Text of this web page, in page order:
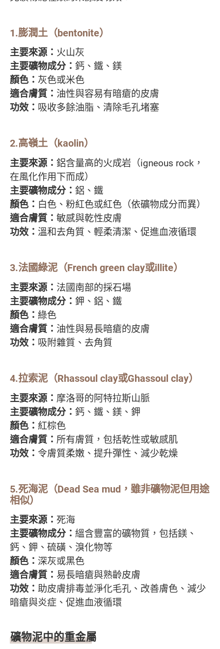
1.膨潤土（bentonite）
主要來源： 火山灰
主要礦物成分： 鈣、鐵、鎂
顏色： 灰色或米色
適合膚質： 油性與容易有暗瘡的皮膚
功效： 吸收多餘油脂、清除毛孔堵塞
2.高嶺土（kaolin）
主要來源： 鋁含量高的火成岩（igneous rock，
在風化作用下而成）
主要礦物成分： 鋁、鐵
顏色： 白色、粉紅色或紅色（依礦物成分而異）
適合膚質： 敏感與乾性皮膚
功效： 溫和去角質、輕柔清潔、促進血液循環
3.法國綠泥（French green clay或illite）
主要來源： 法國南部的採石場
主要礦物成分： 鉀、鋁、鐵
顏色： 綠色
適合膚質： 油性與易長暗瘡的皮膚
功效： 吸附雜質、去角質
4.拉索泥（Rhassoul clay或Ghassoul clay）
主要來源： 摩洛哥的阿特拉斯山脈
主要礦物成分： 鈣、鐵、鎂、鉀
顏色： 紅棕色
適合膚質： 所有膚質，包括乾性或敏感肌
功效： 令膚質柔嫩、提升彈性、減少乾燥
5.死海泥（Dead Sea mud，雖非礦物泥但用途
相似）
主要來源： 死海
主要礦物成分： 縕含豐富的礦物質，包括鎂、
鈣、鉀、硫磺、溴化物等
顏色： 深灰或黑色
適合膚質： 易長暗瘡與熟齡皮膚
功效： 助皮膚排毒並淨化毛孔、改善膚色、減少
暗瘡與炎症、促進血液循環
礦物泥中的重金屬